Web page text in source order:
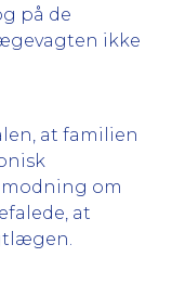
på de
ikke
at familien
om
at